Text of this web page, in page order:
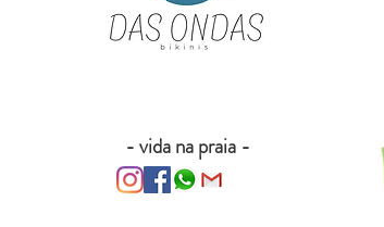
- vida na praia -